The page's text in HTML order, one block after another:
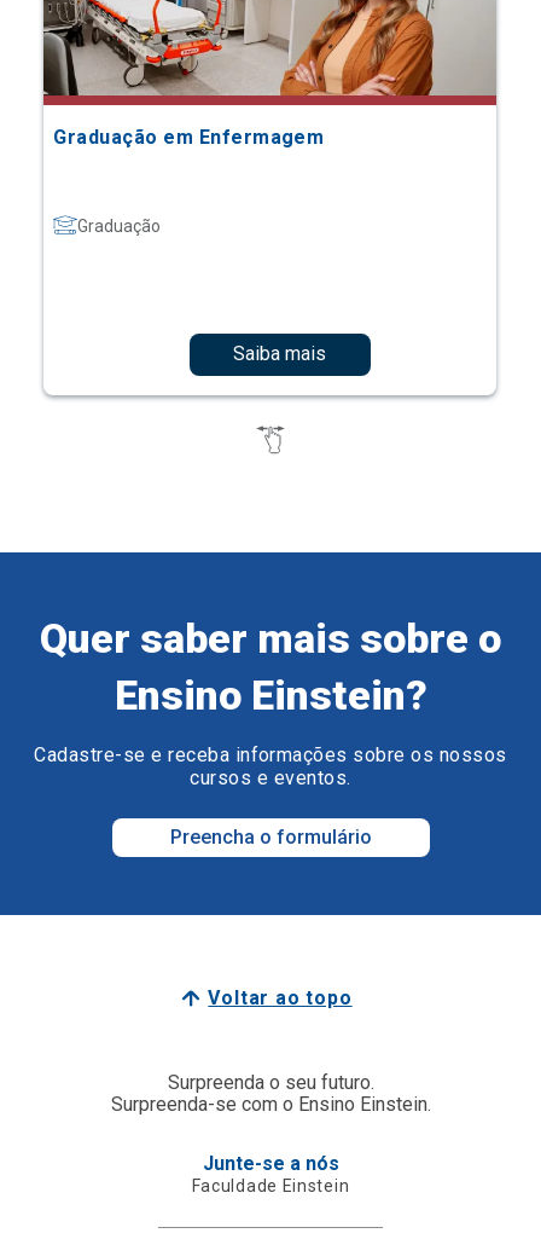
Graduação em Enfermagem
Graduação
Saiba mais
Quer saber mais sobre o
Ensino Einstein?
Cadastre-se e receba informações sobre os nossos
cursos e eventos.
Preencha o formulário
Voltar ao topo
Surpreenda o seu futuro.
Surpreenda-se com o Ensino Einstein.
Junte-se a nós
Faculdade Einstein